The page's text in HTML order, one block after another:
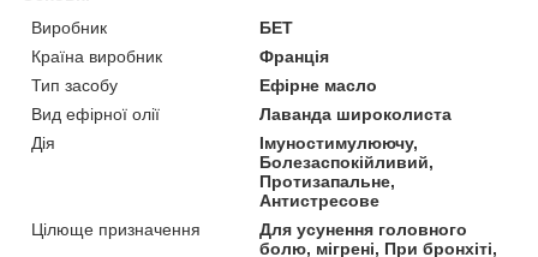
Виробник
БЕТ
Країна виробник
Франція
Тип засобу
Ефірне масло
Вид ефірної олії
Лаванда широколиста
Дія
Імуностимулюючу,
Болезаспокійливий,
Протизапальне,
Антистресове
Цілюще призначення
Для усунення головного
болю, мігрені, При бронхіті,